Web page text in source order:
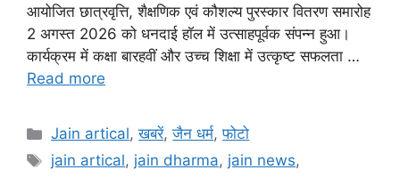
आयोजित छात्रवृत्ति, शैक्षणिक एवं कौशल्य पुरस्कार वितरण समारोह
2 अगस्त 2026 को धनदाई हॉल में उत्साहपूर्वक संपन्न हुआ।
कार्यक्रम में कक्षा बारहवीं और उच्च शिक्षा में उत्कृष्ट सफलता …
Read more
Categories
Jain artical,खबरें,जैन धर्म,फोटो
Tags
jain artical, jain dharma, jain news,